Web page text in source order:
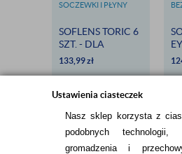
Ustawienia ciasteczek
Nasz sklep korzysta z
podobnych
gromadzenia i
SOCZEWKI I PŁYNY
SOFLENS TORIC 6
SZT. - DLA
ASTYGMATYKÓW
133,99zł